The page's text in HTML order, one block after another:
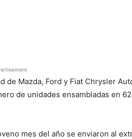
de Mazda, Ford y Fiat Chrysler
de unidades ensambladas en
mes del año se enviaron al